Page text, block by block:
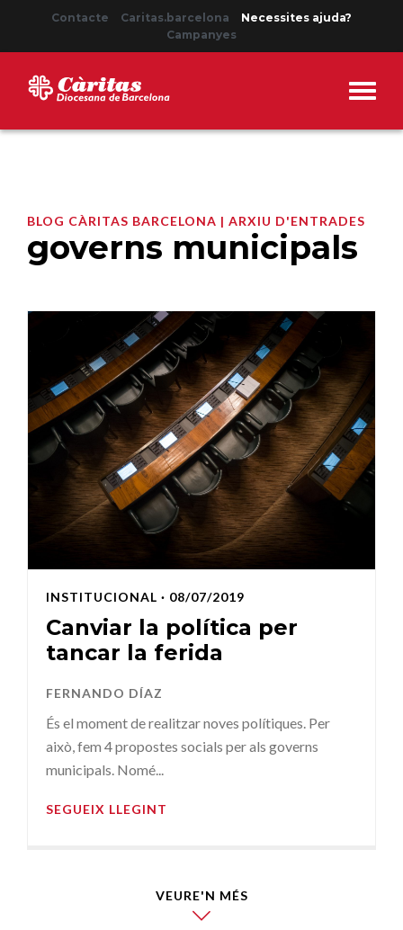
Contacte Caritas.barcelona
Necessites ajuda?
Campanyes
BLOG CÀRITAS BARCELONA | ARXIU D'ENTRADES
governs municipals
INSTITUCIONAL · 08/07/2019
Canviar la política per
tancar la ferida
FERNANDO DÍAZ
És el moment de realitzar noves polítiques. Per
això, fem 4 propostes socials per als governs
municipals. Nomé...
SEGUEIX LLEGINT
VEURE'N MÉS